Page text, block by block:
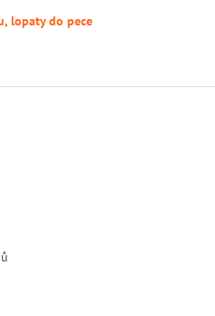
lopaty do pece